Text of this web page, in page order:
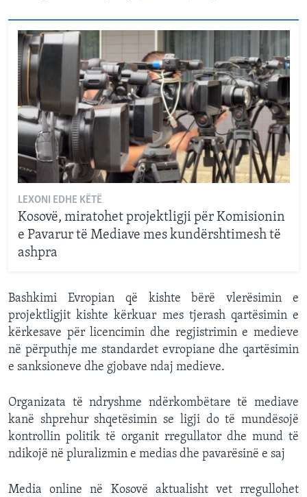
LEXONI EDHE KËTË
Kosovë, miratohet projektligji për Komisionin
e Pavarur të Mediave mes kundërshtimesh të
ashpra
Bashkimi Evropian që kishte bërë vlerësimin e
projektligjit kishte kërkuar mes tjerash qartësimin e
kërkesave për licencimin dhe regjistrimin e medieve
në përputhje me standardet evropiane dhe qartësimin
e sanksioneve dhe gjobave ndaj medieve.
Organizata të ndryshme ndërkombëtare të mediave
kanë shprehur shqetësimin se ligji do të mundësojë
kontrollin politik të organit rregullator dhe mund të
ndikojë në pluralizmin e medias dhe pavarësinë e saj
Media online në Kosovë aktualisht vet rregullohet